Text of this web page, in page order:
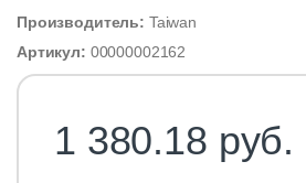
Производитель: Taiwan
Артикул: 00000002162
1 380.18 руб.